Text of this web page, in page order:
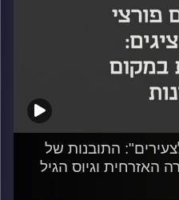
התובנות של
האזרחית וגיוס הגיל